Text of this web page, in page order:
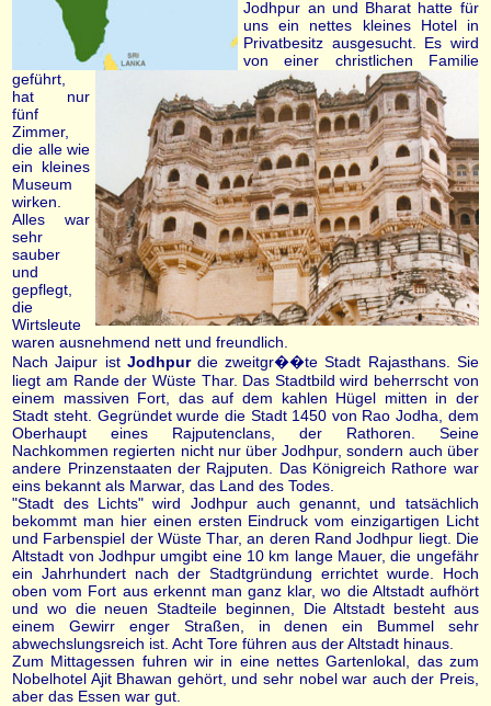
Jodhpur an und Bharat hatte für
uns ein nettes kleines Hotel in
Privatbesitz ausgesucht. Es wird
von einer christlichen Familie
geführt,
hat nur
fünf
Zimmer,
die alle wie
ein kleines
Museum
wirken.
Alles war
sehr
sauber
und
gepflegt,
die
Wirtsleute
waren ausnehmend nett und freundlich.
Nach Jaipur ist Jodhpurdie zweitgr��te Stadt Rajasthans. Sie
liegt am Rande der Wüste Thar. Das Stadtbild wird beherrscht von
einem massiven Fort, das auf dem kahlen Hügel mitten in der
Stadt steht. Gegründet wurde die Stadt 1450 von Rao Jodha, dem
Oberhaupt eines Rajputenclans, der Rathoren. Seine
Nachkommen regierten nicht nur über Jodhpur, sondern auch über
andere Prinzenstaaten der Rajputen. Das Königreich Rathore war
eins bekannt als Marwar, das Land des Todes.
"Stadt des Lichts" wird Jodhpur auch genannt, und tatsächlich
bekommt man hier einen ersten Eindruck vom einzigartigen Licht
und Farbenspiel der Wüste Thar, an deren Rand Jodhpur liegt. Die
Altstadt von Jodhpur umgibt eine 10 km lange Mauer, die ungefähr
ein Jahrhundert nach der Stadtgründung errichtet wurde. Hoch
oben vom Fort aus erkennt man ganz klar, wo die Altstadt aufhört
und wo die neuen Stadteile beginnen, Die Altstadt besteht aus
einem Gewirr enger Straßen, in denen ein Bummel sehr
abwechslungsreich ist. Acht Tore führen aus der Altstadt hinaus.
Zum Mittagessen fuhren wir in eine nettes Gartenlokal, das zum
Nobelhotel Ajit Bhawan gehört, und sehr nobel war auch der Preis,
aber das Essen war gut.